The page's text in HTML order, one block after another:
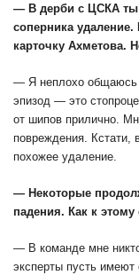
— В дерби с ЦСКА ты
соперника
карточку Ахметова.
— Я неплохо общаюсь
эпизод — это
от шипов прилично.
повреждения.
похожее удаление.
— Некоторые
падения. Как к
— В команде мне
эксперты пусть